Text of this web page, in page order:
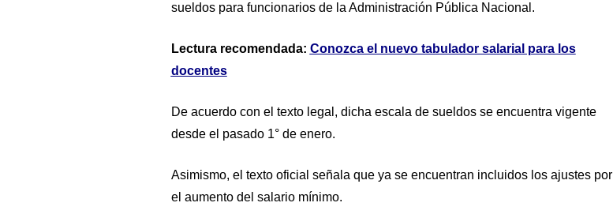
sueldos para funcionarios de la Administración Pública Nacional.
Lectura recomendada: Conozca el nuevo tabulador salarial para los
docentes
De acuerdo con el texto legal, dicha escala de sueldos se encuentra vigente
desde el pasado 1° de enero.
Asimismo, el texto oficial señala que ya se encuentran incluidos los ajustes por
el aumento del salario mínimo.